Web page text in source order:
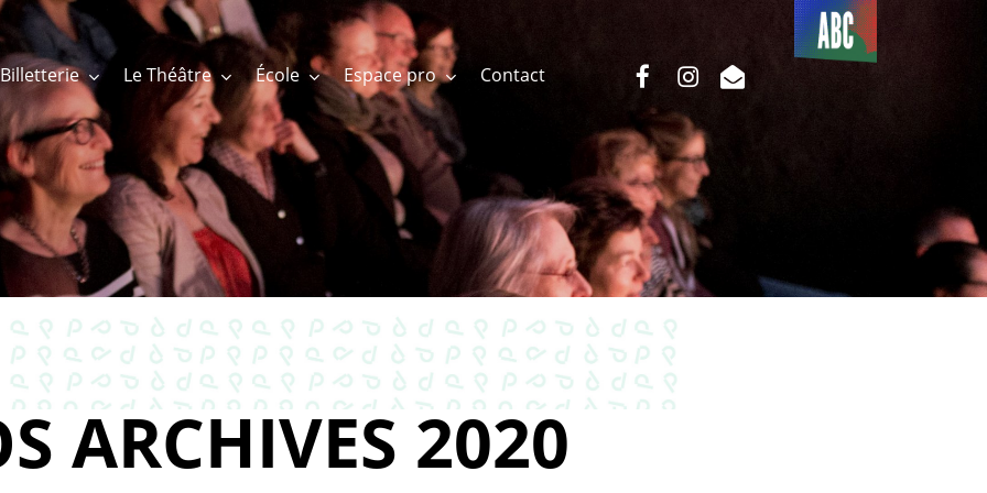
Billetterie Le Théâtre École Espace pro Contact
Du côté
de l’ABC
facebookinstagram
email
ARCHIVES 2020